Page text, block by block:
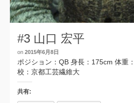
#3 山口 宏平
on 2015年6月8日
ポジション：QB 身長：175cm 体重
校：京都工芸繊維大
共有: